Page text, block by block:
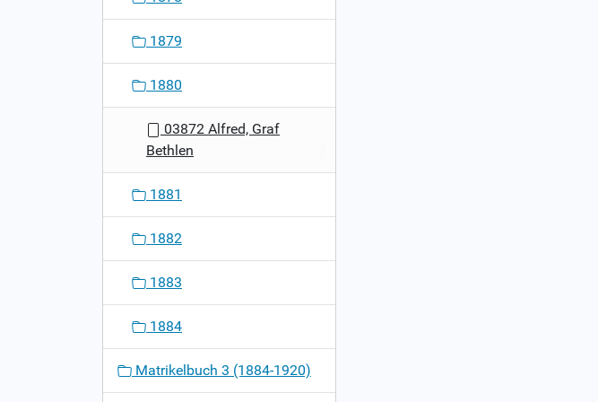
1879
1880
03872 Alfred, Graf
Bethlen
1881
1882
1883
1884
Matrikelbuch 3 (1884-1920)